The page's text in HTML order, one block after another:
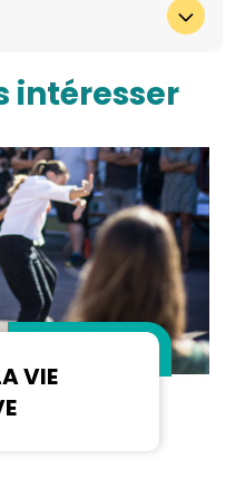
intéresser
VIE